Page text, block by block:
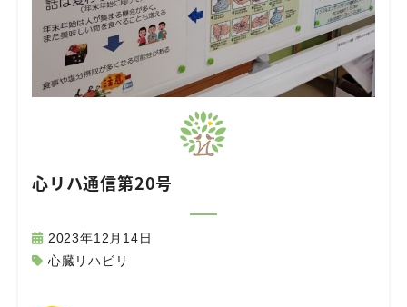
心リハ通信第20号
2023年12月14日
心臓リハビリ